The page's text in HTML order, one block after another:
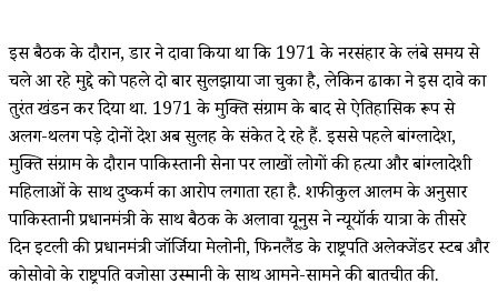
इस बैठक के दौरान, डार ने दावा किया था कि 1971 के नरसंहार के लंबे समय से
चले आ रहे मुद्दे को पहले दो बार सुलझाया जा चुका है, लेकिन ढाका ने इस दावे का
तुरंत खंडन कर दिया था. 1971 के मुक्ति संग्राम के बाद से ऐतिहासिक रूप से
अलग-थलग पड़े दोनों देश अब सुलह के संकेत दे रहे हैं. इससे पहले बांग्लादेश,
मुक्ति संग्राम के दौरान पाकिस्तानी सेना पर लाखों लोगों की हत्या और बांग्लादेशी
महिलाओं के साथ दुष्कर्म का आरोप लगाता रहा है. शफीकुल आलम के अनुसार
पाकिस्तानी प्रधानमंत्री के साथ बैठक के अलावा यूनुस ने न्यूयॉर्क यात्रा के तीसरे
दिन इटली की प्रधानमंत्री जॉर्जिया मेलोनी, फिनलैंड के राष्ट्रपति अलेक्जेंडर स्टब और
कोसोवो के राष्ट्रपति वजोसा उस्मानी के साथ आमने-सामने की बातचीत की.